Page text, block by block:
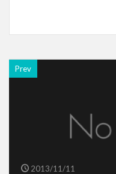
Prev
2013/11/11